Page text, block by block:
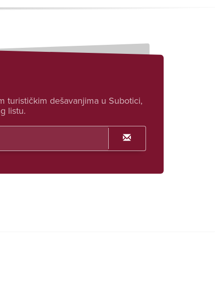
turističkim dešavanjima u Subotici,
listu.